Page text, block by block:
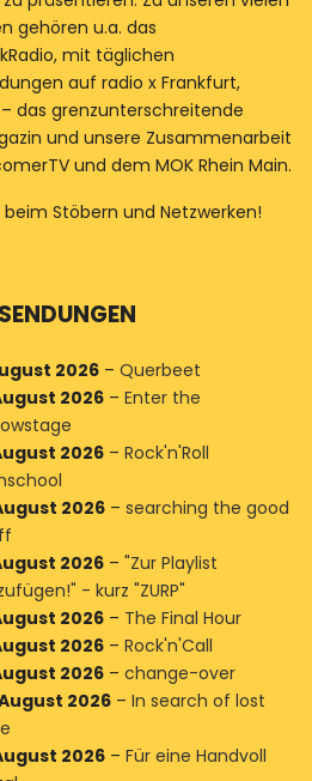
gehören u.a. das
mit täglichen
auf radio x Frankfurt,
das grenzunterschreitende
und unsere Zusammenarbeit
und dem MOK Rhein Main.
beim Stöbern und Netzwerken!
2026– Querbeet
2026– Enter the
2026– Rock'n'Roll
2026– searching the good
2026– "Zur Playlist
- kurz "ZURP"
2026– The Final Hour
2026– Rock'n'Call
2026– change-over
2026– In search of lost
2026– Für eine Handvoll